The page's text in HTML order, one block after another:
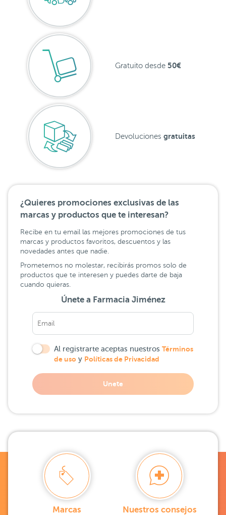
Gratuito desde 50€
Devoluciones gratuitas
¿Quieres promociones exclusivas de las
marcas y productos que te interesan?
Recibe en tu email las mejores promociones de tus
marcas y productos favoritos, descuentos y las
novedades antes que nadie.
Prometemos no molestar, recibirás promos solo de
productos que te interesen y puedes darte de baja
cuando quieras.
Únete a Farmacia Jiménez
Al registrarte aceptas nuestros Términos
de uso y Políticas de Privacidad
Unete
Marcas Nuestros consejos